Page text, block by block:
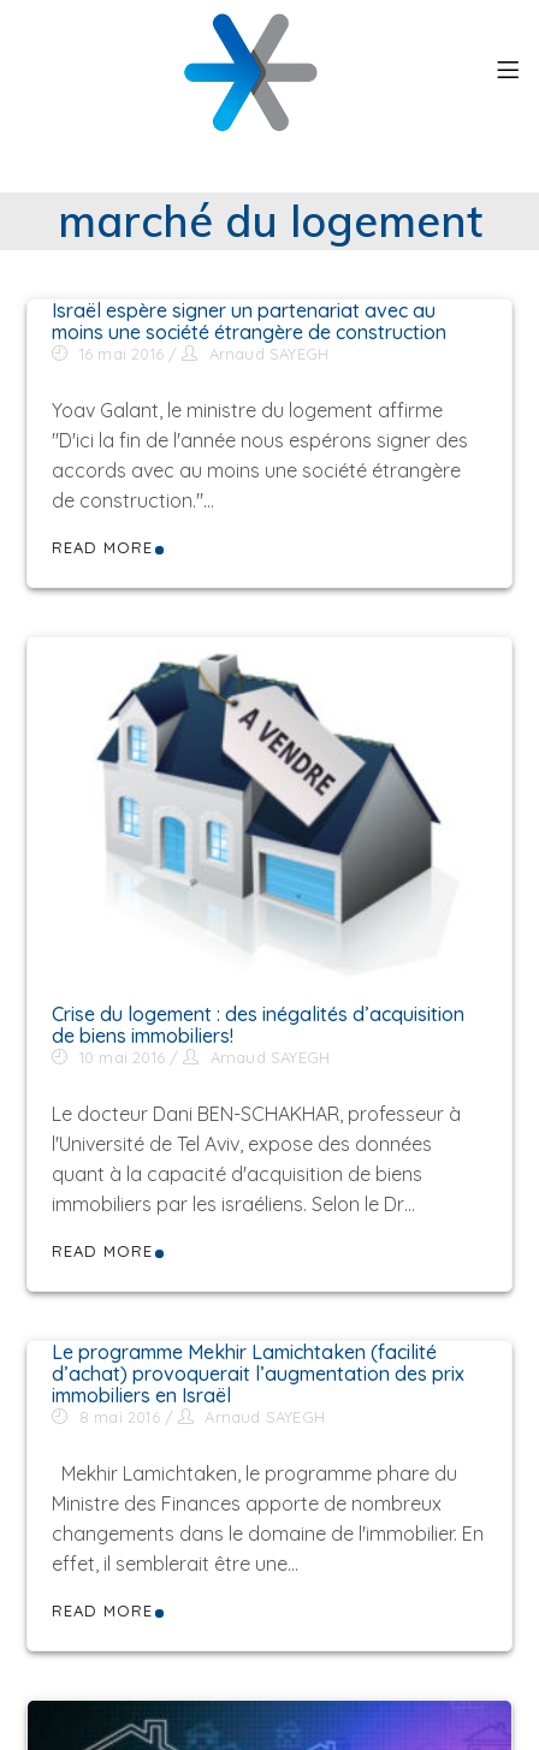
marché du logement
Israël espère signer un partenariat avec au
moins une société étrangère de construction
16 mai 2016 Arnaud SAYEGH
Yoav Galant, le ministre du logement affirme
"D'ici la fin de l'année nous espérons signer des
accords avec au moins une société étrangère
de construction."…
READ MORE
Crise du logement : des inégalités d’acquisition
de biens immobiliers!
10 mai 2016 Arnaud SAYEGH
Le docteur Dani BEN-SCHAKHAR, professeur à
l'Université de Tel Aviv, expose des données
quant à la capacité d'acquisition de biens
immobiliers par les israéliens. Selon le Dr…
READ MORE
Le programme Mekhir Lamichtaken (facilité
d’achat) provoquerait l’augmentation des prix
immobiliers en Israël
8 mai 2016 Arnaud SAYEGH
Mekhir Lamichtaken, le programme phare du
Ministre des Finances apporte de nombreux
changements dans le domaine de l'immobilier. En
effet, il semblerait être une…
READ MORE